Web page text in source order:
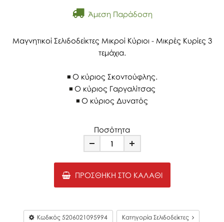
Άμεση Παράδοση
Μαγνητικοί Σελιδοδείκτες Μικροί Κύριοι - Μικρές Κυρίες 3
τεμάχια.
Ο κύριος Σκοντούφλης.
Ο κύριος Γαργαλίτσας
Ο κύριος Δυνατός
Ποσότητα
Minus Plus
ΠΡΟΣΘΉΚΗ ΣΤΟ ΚΑΛΆΘΙ
Κωδικός 5206021095994 Κατηγορία Σελιδοδείκτες